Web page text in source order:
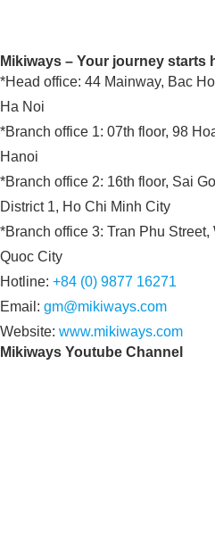
Mikiways – Your journey starts
*Head office: 44 Mainway, Bac
Ha Noi
*Branch office 1: 07th floor, 98
Hanoi
*Branch office 2: 16th floor, Sai
District 1, Ho Chi Minh City
*Branch office 3: Tran Phu
Quoc City
Hotline: +84 (0) 9877 16271
Email: gm@mikiways.com
Website: www.mikiways.com
Mikiways Youtube Channel